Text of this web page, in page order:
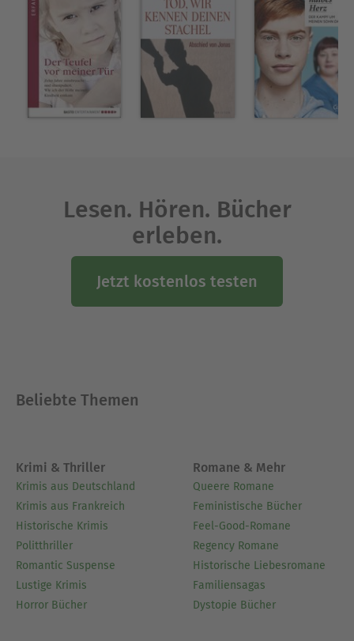
Lesen. Hören. Bücher
erleben.
Jetzt kostenlos testen
Beliebte Themen
Krimi & Thriller
Krimis aus Deutschland
Krimis aus Frankreich
Historische Krimis
Politthriller
Romantic Suspense
Lustige Krimis
Horror Bücher
Romane & Mehr
Queere Romane
Feministische Bücher
Feel-Good-Romane
Regency Romane
Historische Liebesromane
Familiensagas
Dystopie Bücher